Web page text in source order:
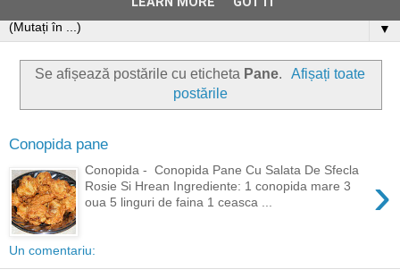
▼
Se afișează postările cu eticheta Pane.
Afișați toate
postările
Conopida pane
›
Conopida - Conopida Pane Cu Salata De Sfecla
Rosie Si Hrean Ingrediente: 1 conopida mare 3
oua 5 linguri de faina 1 ceasca ...
Un comentariu: